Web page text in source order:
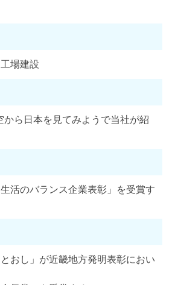
場建設
ら日本を見てみようで当社が紹
生活のバランス企業表彰」を受賞す
とおし」が近畿地方発明表彰におい